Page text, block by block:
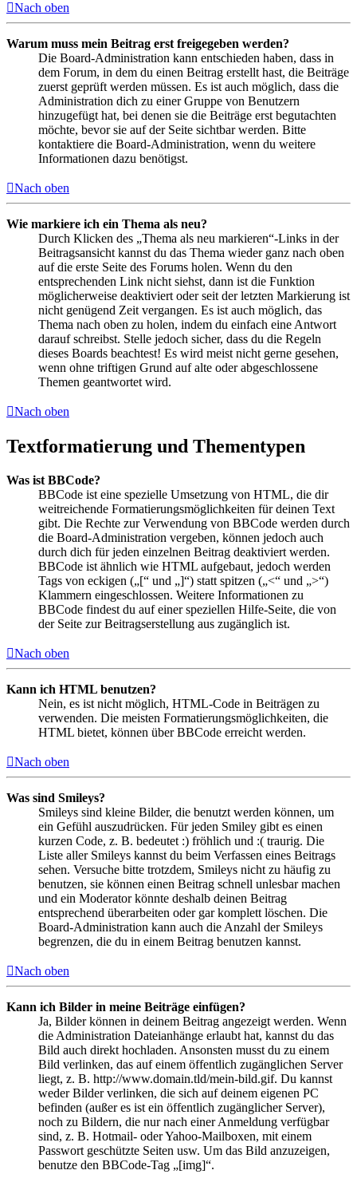
Nach oben
Warum muss mein Beitrag erst freigegeben werden?
Die Board-Administration kann entschieden haben, dass in
dem Forum, in dem du einen Beitrag erstellt hast, die Beiträge
zuerst geprüft werden müssen. Es ist auch möglich, dass die
Administration dich zu einer Gruppe von Benutzern
hinzugefügt hat, bei denen sie die Beiträge erst begutachten
möchte, bevor sie auf der Seite sichtbar werden. Bitte
kontaktiere die Board-Administration, wenn du weitere
Informationen dazu benötigst.
Nach oben
Wie markiere ich ein Thema als neu?
Durch Klicken des „Thema als neu markieren“-Links in der
Beitragsansicht kannst du das Thema wieder ganz nach oben
auf die erste Seite des Forums holen. Wenn du den
entsprechenden Link nicht siehst, dann ist die Funktion
möglicherweise deaktiviert oder seit der letzten Markierung ist
nicht genügend Zeit vergangen. Es ist auch möglich, das
Thema nach oben zu holen, indem du einfach eine Antwort
darauf schreibst. Stelle jedoch sicher, dass du die Regeln
dieses Boards beachtest! Es wird meist nicht gerne gesehen,
wenn ohne triftigen Grund auf alte oder abgeschlossene
Themen geantwortet wird.
Nach oben
Textformatierung und Thementypen
Was ist BBCode?
BBCode ist eine spezielle Umsetzung von HTML, die dir
weitreichende Formatierungsmöglichkeiten für deinen Text
gibt. Die Rechte zur Verwendung von BBCode werden durch
die Board-Administration vergeben, können jedoch auch
durch dich für jeden einzelnen Beitrag deaktiviert werden.
BBCode ist ähnlich wie HTML aufgebaut, jedoch werden
Tags von eckigen („[“ und „]“) statt spitzen („<“ und „>“)
Klammern eingeschlossen. Weitere Informationen zu
BBCode findest du auf einer speziellen Hilfe-Seite, die von
der Seite zur Beitragserstellung aus zugänglich ist.
Nach oben
Kann ich HTML benutzen?
Nein, es ist nicht möglich, HTML-Code in Beiträgen zu
verwenden. Die meisten Formatierungsmöglichkeiten, die
HTML bietet, können über BBCode erreicht werden.
Nach oben
Was sind Smileys?
Smileys sind kleine Bilder, die benutzt werden können, um
ein Gefühl auszudrücken. Für jeden Smiley gibt es einen
kurzen Code, z. B. bedeutet :) fröhlich und :( traurig. Die
Liste aller Smileys kannst du beim Verfassen eines Beitrags
sehen. Versuche bitte trotzdem, Smileys nicht zu häufig zu
benutzen, sie können einen Beitrag schnell unlesbar machen
und ein Moderator könnte deshalb deinen Beitrag
entsprechend überarbeiten oder gar komplett löschen. Die
Board-Administration kann auch die Anzahl der Smileys
begrenzen, die du in einem Beitrag benutzen kannst.
Nach oben
Kann ich Bilder in meine Beiträge einfügen?
Ja, Bilder können in deinem Beitrag angezeigt werden. Wenn
die Administration Dateianhänge erlaubt hat, kannst du das
Bild auch direkt hochladen. Ansonsten musst du zu einem
Bild verlinken, das auf einem öffentlich zugänglichen Server
liegt, z. B. http://www.domain.tld/mein-bild.gif. Du kannst
weder Bilder verlinken, die sich auf deinem eigenen PC
befinden (außer es ist ein öffentlich zugänglicher Server),
noch zu Bildern, die nur nach einer Anmeldung verfügbar
sind, z. B. Hotmail- oder Yahoo-Mailboxen, mit einem
Passwort geschützte Seiten usw. Um das Bild anzuzeigen,
benutze den BBCode-Tag „[img]“.